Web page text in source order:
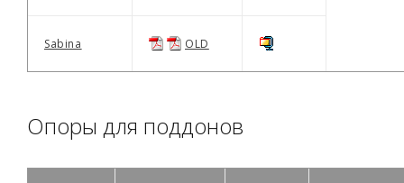
Sabina OLD
Опоры для поддонов